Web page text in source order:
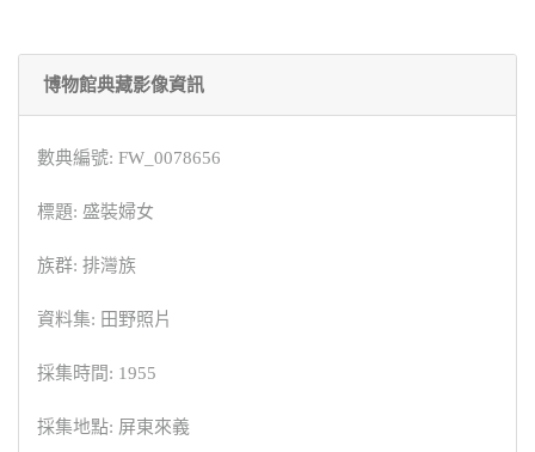
博物館典藏影像資訊
數典編號: FW_0078656
標題: 盛裝婦女
族群: 排灣族
資料集: 田野照片
採集時間: 1955
採集地點: 屏東來義